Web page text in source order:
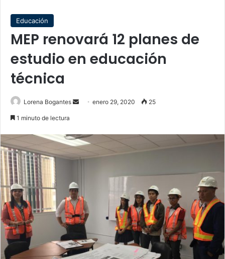
Educación
MEP renovará 12 planes de
estudio en educación
técnica
Lorena Bogantes
Sendenero 29, 2020 25
1 minuto de lectura